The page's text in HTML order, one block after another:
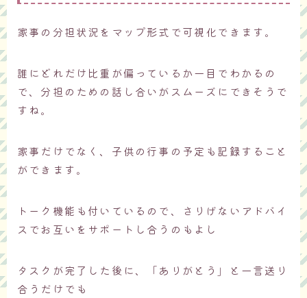
家事の分担状況をマップ形式で可視化できます。
誰にどれだけ比重が偏っているか一目でわかるの
で、分担のための話し合いがスムーズにできそうで
すね。
家事だけでなく、子供の行事の予定も記録すること
ができます。
トーク機能も付いているので、さりげないアドバイ
スでお互いをサポートし合うのもよし
タスクが完了した後に、「ありがとう」と一言送り
合うだけでも